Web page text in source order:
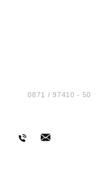
Tel.:0871 / 97410 - 50